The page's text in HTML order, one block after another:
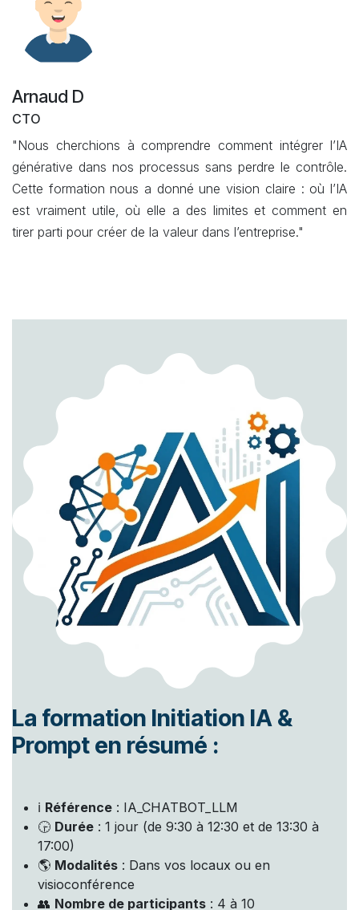
Arnaud D
CTO
"Nous cherchions à comprendre comment intégrer l’IA
générative dans nos processus sans perdre le contrôle.
Cette formation nous a donné une vision claire : où l’IA
est vraiment utile, où elle a des limites et comment en
tirer parti pour créer de la valeur dans l’entreprise."
La formation Initiation IA &
Prompt en résumé :
ℹ️ Référence : IA_CHATBOT_LLM
🕞 Durée : 1 jour (de 9:30 à 12:30 et de 13:30 à
17:00)
🌎 Modalités : Dans vos locaux ou en
visioconférence
👥 Nombre de participants : 4 à 10